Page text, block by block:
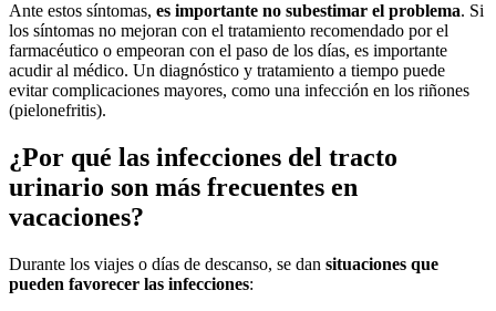
Ante estos síntomas, es importante no subestimar el problema. Si
los síntomas no mejoran con el tratamiento recomendado por el
farmacéutico o empeoran con el paso de los días, es importante
acudir al médico. Un diagnóstico y tratamiento a tiempo puede
evitar complicaciones mayores, como una infección en los riñones
(pielonefritis).
¿Por qué las infecciones del tracto
urinario son más frecuentes en
vacaciones?
Durante los viajes o días de descanso, se dan situaciones que
pueden favorecer las infecciones: